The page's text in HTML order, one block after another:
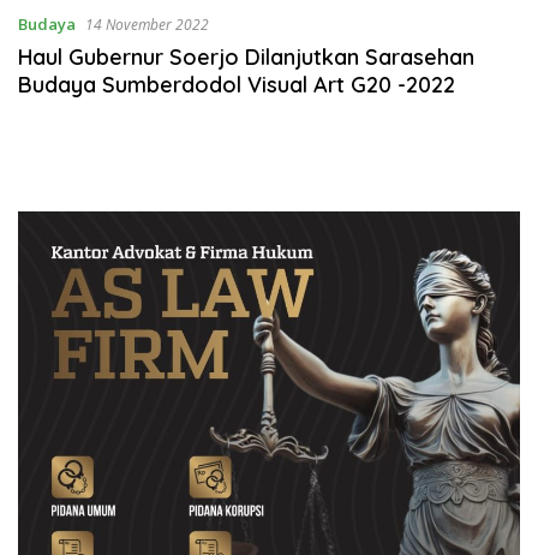
Budaya 14 November 2022
Haul Gubernur Soerjo Dilanjutkan Sarasehan
Budaya Sumberdodol Visual Art G20 -2022